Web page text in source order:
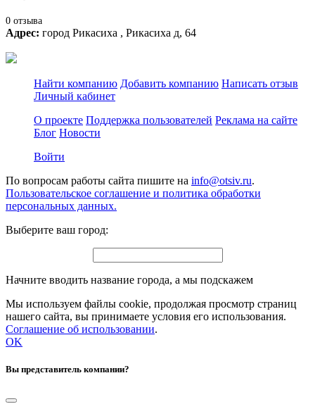
0 отзыва
Адрес: город Рикасиха , Рикасиха д, 64
Найти компанию Добавить компанию Написать отзыв
Личный кабинет
О проекте Поддержка пользователей Реклама на сайте
Блог Новости
Войти
По вопросам работы сайта пишите на info@otsiv.ru.
Пользовательское соглашение и политика обработки
персональных данных.
Выберите ваш город:
Начните вводить название города, а мы подскажем
Мы используем файлы cookie, продолжая просмотр страниц
нашего сайта, вы принимаете условия его использования.
Соглашение об использовании.
OK
Вы представитель компании?